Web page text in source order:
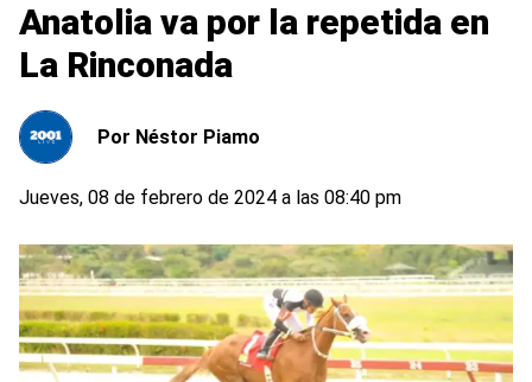
Anatolia va por la repetida en
La Rinconada
Por Néstor Piamo
Jueves, 08 de febrero de 2024 a las 08:40 pm